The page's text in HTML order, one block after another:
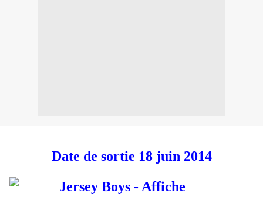
Date de sortie 18 juin 2014